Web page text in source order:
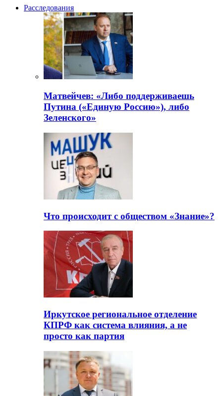
Расследования
Матвейчев: «Либо поддерживаешь
Путина («Единую Россию»), либо
Зеленского»
Что происходит с обществом «Знание»?
Иркутское региональное отделение
КПРФ как система влияния, а не
просто как партия